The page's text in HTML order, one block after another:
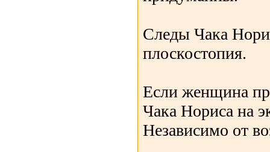
Следы Чака
плоскостопия.
Если женщина
Чака Нориса на
Независимо от